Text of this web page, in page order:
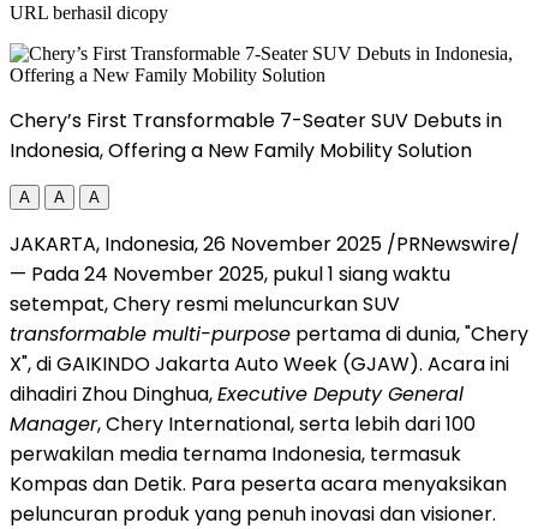
URL berhasil dicopy
Chery’s First Transformable 7-Seater SUV Debuts in
Indonesia, Offering a New Family Mobility Solution
A A A
JAKARTA, Indonesia,26 November 2025 /PRNewswire/
— Pada24 November 2025, pukul 1 siang waktu
setempat, Chery resmi meluncurkan SUV
transformable multi-purpose pertama di dunia, "Chery
X", di GAIKINDO Jakarta Auto Week (GJAW). Acara ini
dihadiri Zhou Dinghua,Executive Deputy General
Manager, Chery International, serta lebih dari 100
perwakilan media ternama Indonesia, termasuk
Kompas dan Detik. Para peserta acara menyaksikan
peluncuran produk yang penuh inovasi dan visioner.